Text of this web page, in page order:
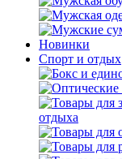
Новинки
Спорт и отдых
отдыха